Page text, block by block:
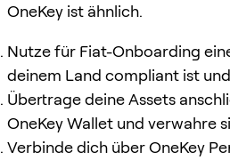
OneKey ist ähnlich.
Nutze für Fiat-Onboarding
deinem Land compliant ist
Übertrage deine Assets
OneKey Wallet und verwahre
Verbinde dich über OneKey